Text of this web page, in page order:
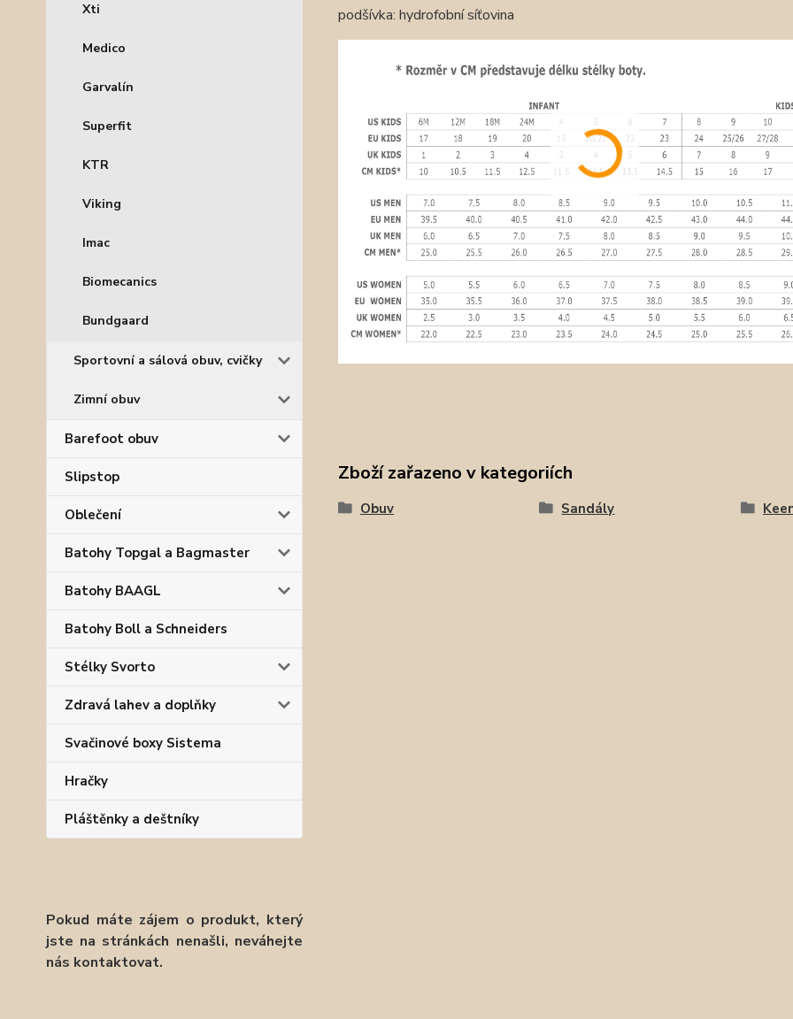
Xti
Medico
Garvalín
Superfit
KTR
Viking
Imac
Biomecanics
Bundgaard
Sportovní a sálová obuv, cvičky
Zimní obuv
Barefoot obuv
Slipstop
Oblečení
Batohy Topgal a Bagmaster
Batohy BAAGL
Batohy Boll a Schneiders
Stélky Svorto
Zdravá lahev a doplňky
Svačinové boxy Sistema
Hračky
Pláštěnky a deštníky
Pokud máte zájem o produkt, který
jste na stránkách nenašli, neváhejte
nás kontaktovat.
podšívka: hydrofobní síťovina
Zboží zařazeno v kategoriích
Obuv Sandály